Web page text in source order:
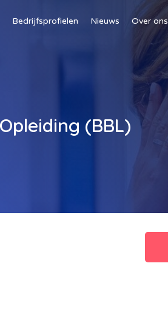
Bedrijfsprofielen Nieuws Over ons
(BBL)